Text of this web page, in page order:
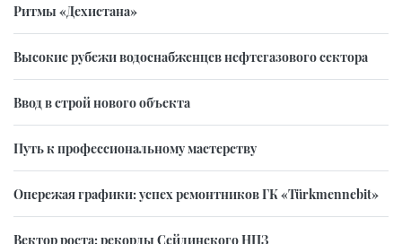
Ритмы «Дехистана»
Высокие рубежи водоснабженцев нефтегазового сектора
Ввод в строй нового объекта
Путь к профессиональному мастерству
Опережая графики: успех ремонтников ГК «Türkmennebit»
Вектор роста: рекорды Сейдинского НПЗ